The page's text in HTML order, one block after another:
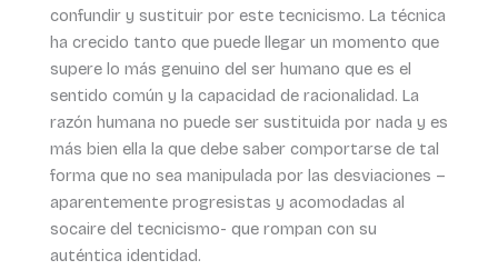
confundir y sustituir por este tecnicismo. La técnica
ha crecido tanto que puede llegar un momento que
supere lo más genuino del ser humano que es el
sentido común y la capacidad de racionalidad. La
razón humana no puede ser sustituida por nada y es
más bien ella la que debe saber comportarse de tal
forma que no sea manipulada por las desviaciones –
aparentemente progresistas y acomodadas al
socaire del tecnicismo- que rompan con su
auténtica identidad.